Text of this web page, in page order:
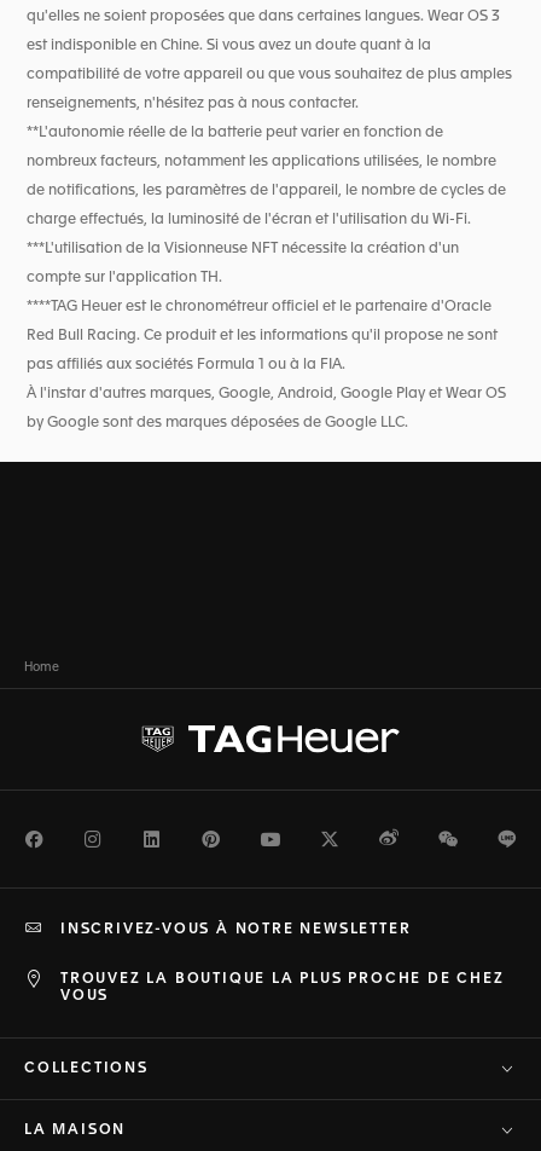
qu'elles ne soient proposées que dans certaines langues. Wear OS 3
est indisponible en Chine. Si vous avez un doute quant à la
compatibilité de votre appareil ou que vous souhaitez de plus amples
renseignements, n'hésitez pas à nous contacter.
**L'autonomie réelle de la batterie peut varier en fonction de
nombreux facteurs, notamment les applications utilisées, le nombre
de notifications, les paramètres de l'appareil, le nombre de cycles de
charge effectués, la luminosité de l'écran et l'utilisation du Wi-Fi.
***L'utilisation de la Visionneuse NFT nécessite la création d'un
compte sur l'application TH.
****TAG Heuer est le chronométreur officiel et le partenaire d'Oracle
Red Bull Racing. Ce produit et les informations qu'il propose ne sont
pas affiliés aux sociétés Formula 1 ou à la FIA.
À l'instar d'autres marques, Google, Android, Google Play et Wear OS
by Google sont des marques déposées de Google LLC.
Home
FacebookInstagramLinkedInPinterestYoutubeTwitterWeiboWeChat
TROUVEZ LA BOUTIQUE LA PLUS PROCHE DE CHEZ
VOUS
INSCRIVEZ-VOUS À NOTRE NEWSLETTER
COLLECTIONS
LA MAISON